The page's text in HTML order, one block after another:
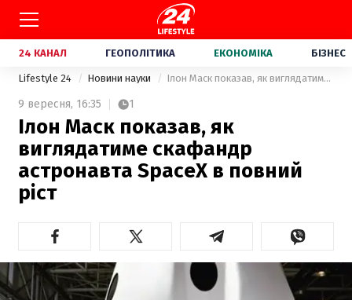
24 КАНАЛ ГЕОПОЛІТИКА ЕКОНОМІКА БІЗНЕС
Lifestyle 24 Новини науки Ілон Маск показав, як виглядатиме скафандр астронавта SpaceX в повний ріст
9 вересня, 16:35 1
Ілон Маск показав, як
виглядатиме скафандр
астронавта SpaceX в повний
ріст